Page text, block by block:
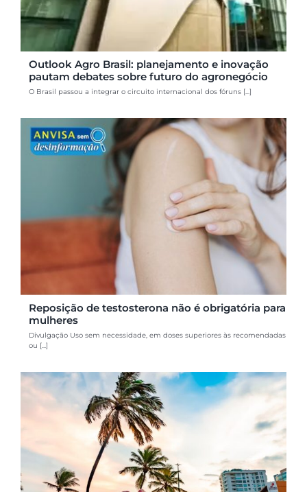
Outlook Agro Brasil: planejamento e inovação
pautam debates sobre futuro do agronegócio
O Brasil passou a integrar o circuito internacional dos fóruns [...]
Reposição de testosterona não é obrigatória para
mulheres
Divulgação Uso sem necessidade, em doses superiores às recomendadas
ou [...]